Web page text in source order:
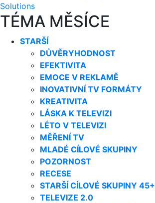
Solutions
TÉMA MĚSÍCE
STARŠÍ
DŮVĚRYHODNOST
EFEKTIVITA
EMOCE V REKLAMĚ
INOVATIVNÍ TV FORMÁTY
KREATIVITA
LÁSKA K TELEVIZI
LÉTO V TELEVIZI
MĚŘENÍ TV
MLADÉ CÍLOVÉ SKUPINY
POZORNOST
RECESE
STARŠÍ CÍLOVÉ SKUPINY 45+
TELEVIZE 2.0